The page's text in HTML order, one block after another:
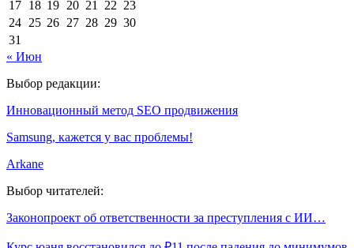
17 18 19 20 21 22 23
24 25 26 27 28 29 30
31
« Июн
Выбор редакции:
Инновационный метод SEO продвижения
Samsung, кажется у вас проблемы!
Arkane
Выбор читателей:
Законопроект об ответственности за преступления с ИИ…